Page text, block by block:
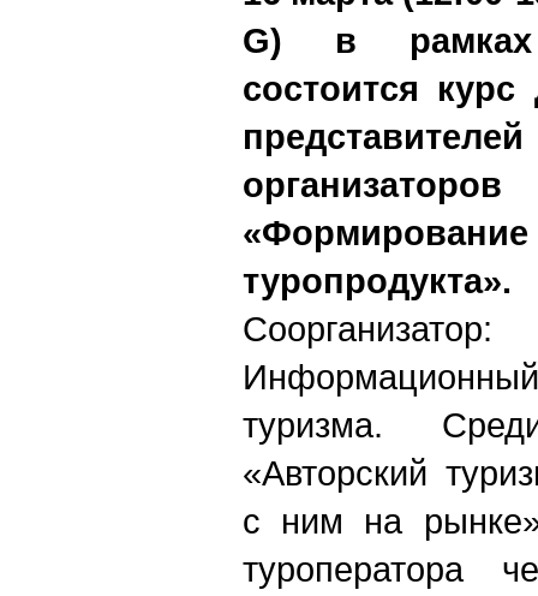
G) в
состоится
туропродукта».
туризма.
«Авторский
с ним на
туроператора